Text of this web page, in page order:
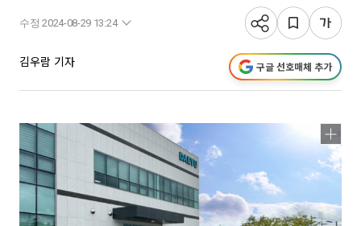
수정 2024-08-29 13:24
김우람 기자 구글 선호매체 추가